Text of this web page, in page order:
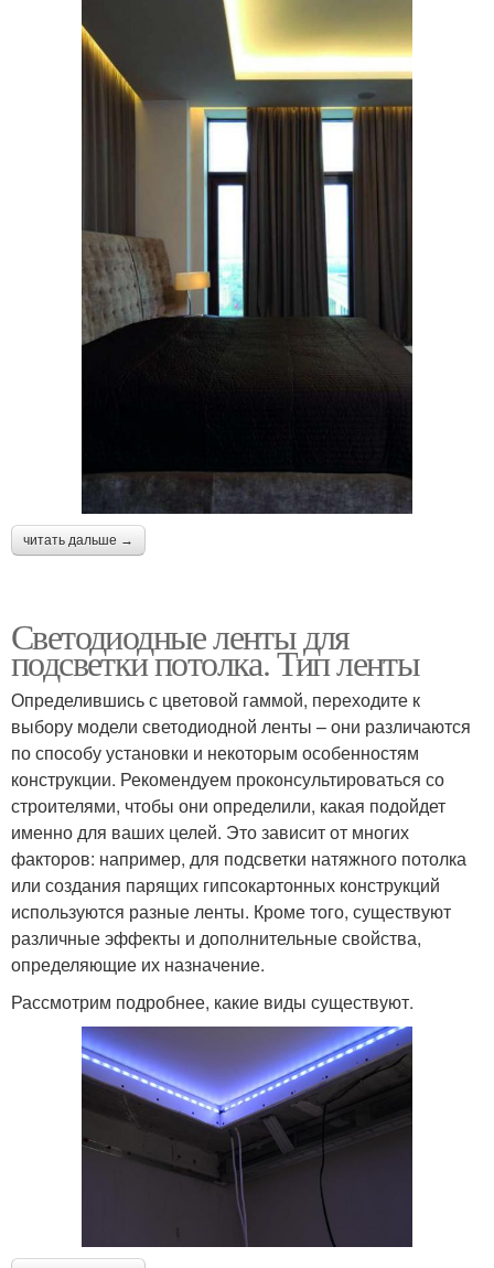
читать дальше →
Светодиодные ленты для
подсветки потолка. Тип ленты
Определившись с цветовой гаммой, переходите к
выбору модели светодиодной ленты – они различаются
по способу установки и некоторым особенностям
конструкции. Рекомендуем проконсультироваться со
строителями, чтобы они определили, какая подойдет
именно для ваших целей. Это зависит от многих
факторов: например, для подсветки натяжного потолка
или создания парящих гипсокартонных конструкций
используются разные ленты. Кроме того, существуют
различные эффекты и дополнительные свойства,
определяющие их назначение.
Рассмотрим подробнее, какие виды существуют.